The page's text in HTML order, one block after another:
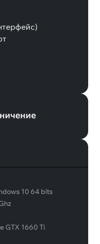
10 64 bits
GTX 1660 Ti